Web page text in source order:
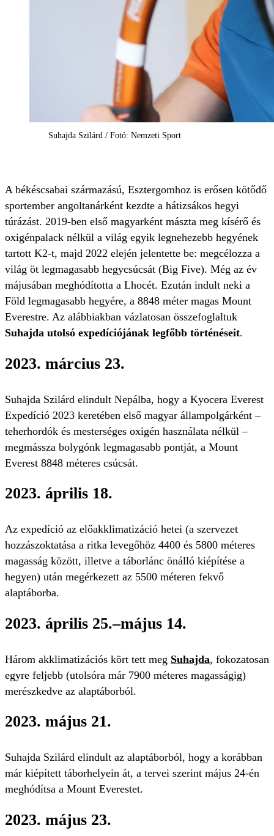
Suhajda Szilárd / Fotó: Nemzeti Sport
A békéscsabai származású, Esztergomhoz is erősen kötődő
sportember angoltanárként kezdte a hátizsákos hegyi
túrázást. 2019-ben első magyarként mászta meg kísérő és
oxigénpalack nélkül a világ egyik legnehezebb hegyének
tartott K2-t, majd 2022 elején jelentette be: megcélozza a
világ öt legmagasabb hegycsúcsát (Big Five). Még az év
májusában meghódította a Lhocét. Ezután indult neki a
Föld legmagasabb hegyére, a 8848 méter magas Mount
Everestre. Az alábbiakban vázlatosan összefoglaltuk
Suhajda utolsó expedíciójának legfőbb történéseit.
2023. március 23.
Suhajda Szilárd elindult Nepálba, hogy a Kyocera Everest
Expedíció 2023 keretében első magyar állampolgárként –
teherhordók és mesterséges oxigén használata nélkül –
megmássza bolygónk legmagasabb pontját, a Mount
Everest 8848 méteres csúcsát.
2023. április 18.
Az expedíció az előakklimatizáció hetei (a szervezet
hozzászoktatása a ritka levegőhöz 4400 és 5800 méteres
magasság között, illetve a táborlánc önálló kiépítése a
hegyen) után megérkezett az 5500 méteren fekvő
alaptáborba.
2023. április 25.–május 14.
Három akklimatizációs kört tett meg Suhajda, fokozatosan
egyre feljebb (utolsóra már 7900 méteres magasságig)
merészkedve az alaptáborból.
2023. május 21.
Suhajda Szilárd elindult az alaptáborból, hogy a korábban
már kiépített táborhelyein át, a tervei szerint május 24-én
meghódítsa a Mount Everestet.
2023. május 23.